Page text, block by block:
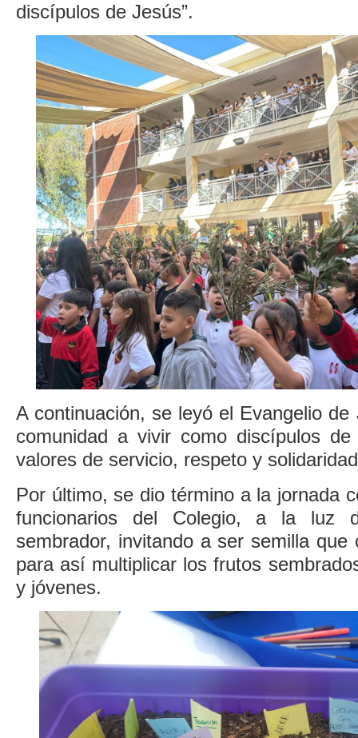
discípulos de Jesús”.
A continuación, se leyó el Evangelio
comunidad a vivir como discípulos
valores de servicio, respeto y
Por último, se dio término a la jornada
funcionarios del Colegio, a la luz
sembrador, invitando a ser semilla que
para así multiplicar los frutos
y jóvenes.